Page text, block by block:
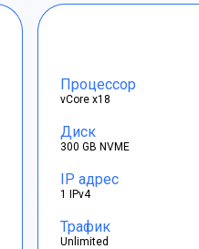
Процессор
vCore x18
Диск
300 GB NVME
IP адрес
1 IPv4
Трафик
Unlimited